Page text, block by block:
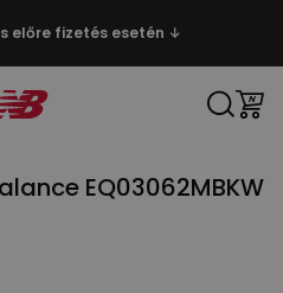
előre fizetés esetén ↓
EQ03062MBKW